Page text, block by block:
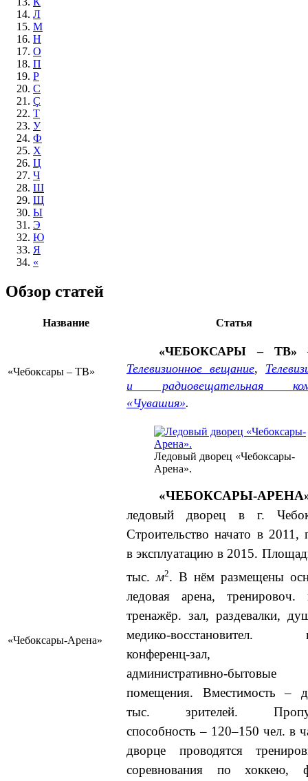
Л
М
Н
О
П
Р
С
Ç
Т
У
Ф
Х
Ц
Ч
Ш
Щ
Ы
Э
Ю
Я
«
Обзор статей
Название Статья
«Чебоксары – ТВ»
«ЧЕБОКСАРЫ – ТВ»
Телевизионное вещание,
и радиовещательная
«Чувашия».
«Чебоксары-Арена»
Ледовый дворец «Чебоксары-
Арена».
«ЧЕБОКСАРЫ-
ледовый дворец в г.
Строительство начато в 2011,
в эксплуатацию в 2015.
тыс.м2. В нём размещены
ледовая арена, тренировоч.
тренажёр. зал, раздевалки,
медико-восстановител.
конференц-зал,
административно-бытовые
помещения. Вместимость –
тыс. зрителей.
способность – 120–150 чел. в
дворце проводятся
соревнования по хоккею,